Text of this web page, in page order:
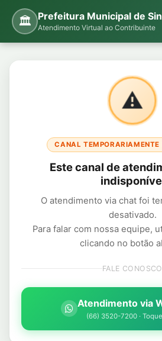
🏛️ Prefeitura Municipal de
Atendimento Virtual ao Contribuinte
⚠️
CANAL TEMPORARIAMENTE
Este canal de
O atendimento via chat foi
desativado.
Para falar com nossa equipe,
clicando no botão
FALE CONOSCO
Atendimento via
(66) 3520-7200 ·